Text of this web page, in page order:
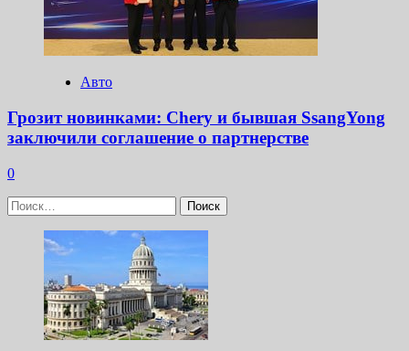
Авто
Грозит новинками: Chery и бывшая SsangYong
заключили соглашение о партнерстве
0
Найти: